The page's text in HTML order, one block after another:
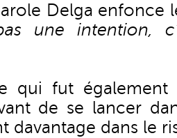
Delga enfonce
une intention,
qui fut également
de se lancer
davantage dans le